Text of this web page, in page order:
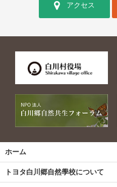
アクセス
ホーム
トヨタ白川郷自然學校について